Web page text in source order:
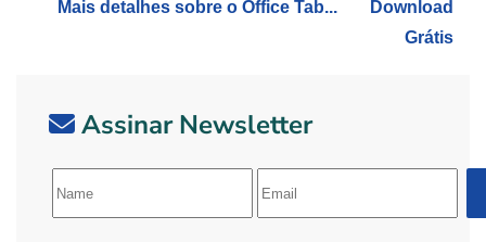
Mais detalhes sobre o Office Tab...
Download
Grátis
Assinar Newsletter